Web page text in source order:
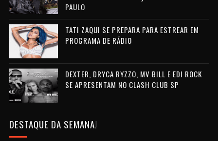
PAULO
TATI ZAQUI SE PREPARA PARA ESTREAR EM
PROGRAMA DE RÁDIO
DEXTER, DRYCA RYZZO, MV BILL E EDI ROCK
SE APRESENTAM NO CLASH CLUB SP
DESTAQUE DA SEMANA!